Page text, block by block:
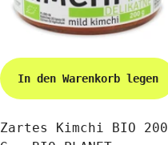
In den Warenkorb legen
Zartes Kimchi BIO 200